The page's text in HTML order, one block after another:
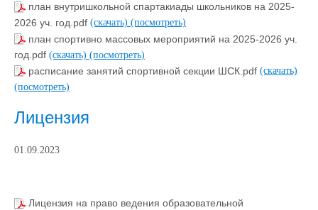
план внутришкольной спартакиады школьников на 2025-
2026 уч. год.pdf (скачать) (посмотреть)
план спортивно массовых мероприятий на 2025-2026 уч.
год.pdf (скачать) (посмотреть)
расписание занятий спортивной секции ШСК.pdf (скачать)
(посмотреть)
Лицензия
01.09.2023
Лицензия на право ведения образовательной